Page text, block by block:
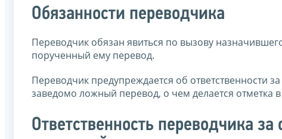
Обязанности переводчика
Переводчик обязан явиться по вызову
порученный ему перевод.
Переводчик предупреждается об ответственности
заведомо ложный перевод, о чем делается отметка
Ответственность переводчика